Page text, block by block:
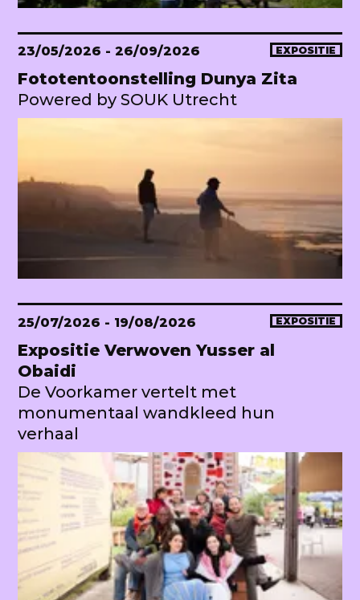
23/05/2026 - 26/09/2026 EXPOSITIE
Fototentoonstelling Dunya Zita
Powered by SOUK Utrecht
25/07/2026 - 19/08/2026 EXPOSITIE
Expositie Verwoven Yusser al
Obaidi
De Voorkamer vertelt met
monumentaal wandkleed hun
verhaal